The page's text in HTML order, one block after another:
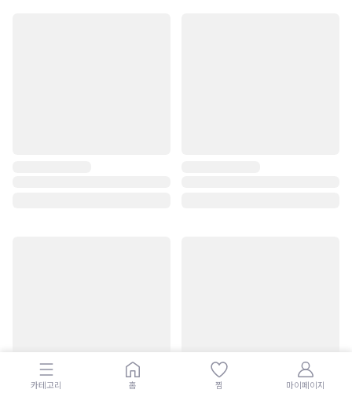
카테고리 홈 찜 마이페이지